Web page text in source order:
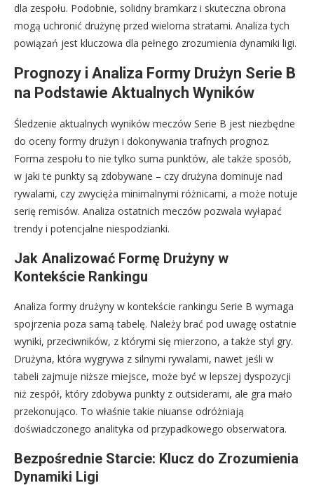
dla zespołu. Podobnie, solidny bramkarz i skuteczna obrona
mogą uchronić drużynę przed wieloma stratami. Analiza tych
powiązań jest kluczowa dla pełnego zrozumienia dynamiki ligi.
Prognozy i Analiza Formy Drużyn Serie B
na Podstawie Aktualnych Wyników
Śledzenie aktualnych wyników meczów Serie B jest niezbędne
do oceny formy drużyn i dokonywania trafnych prognoz.
Forma zespołu to nie tylko suma punktów, ale także sposób,
w jaki te punkty są zdobywane – czy drużyna dominuje nad
rywalami, czy zwycięża minimalnymi różnicami, a może notuje
serię remisów. Analiza ostatnich meczów pozwala wyłapać
trendy i potencjalne niespodzianki.
Jak Analizować Formę Drużyny w
Kontekście Rankingu
Analiza formy drużyny w kontekście rankingu Serie B wymaga
spojrzenia poza samą tabelę. Należy brać pod uwagę ostatnie
wyniki, przeciwników, z którymi się mierzono, a także styl gry.
Drużyna, która wygrywa z silnymi rywalami, nawet jeśli w
tabeli zajmuje niższe miejsce, może być w lepszej dyspozycji
niż zespół, który zdobywa punkty z outsiderami, ale gra mało
przekonująco. To właśnie takie niuanse odróżniają
doświadczonego analityka od przypadkowego obserwatora.
Bezpośrednie Starcie: Klucz do Zrozumienia
Dynamiki Ligi